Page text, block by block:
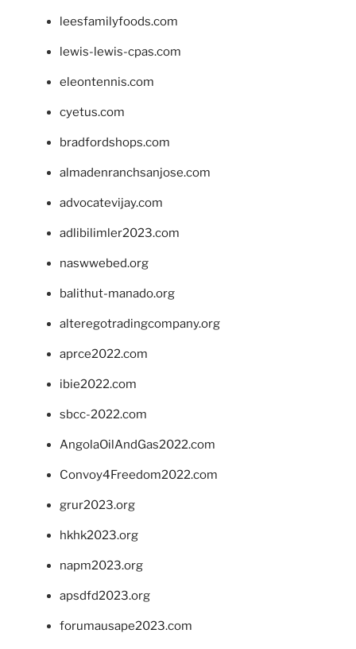
leesfamilyfoods.com
lewis-lewis-cpas.com
eleontennis.com
cyetus.com
bradfordshops.com
almadenranchsanjose.com
advocatevijay.com
adlibilimler2023.com
naswwebed.org
balithut-manado.org
alteregotradingcompany.org
aprce2022.com
ibie2022.com
sbcc-2022.com
AngolaOilAndGas2022.com
Convoy4Freedom2022.com
grur2023.org
hkhk2023.org
napm2023.org
apsdfd2023.org
forumausape2023.com